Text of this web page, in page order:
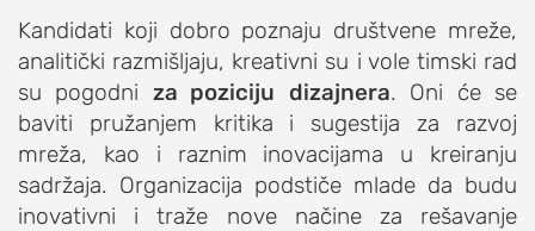
studenti
organizacije
konkursi
fakulteti
studentski život
zdravlje
Kandidati koji dobro poznaju društvene mreže,
analitički razmišljaju, kreativni su i vole timski rad
su pogodni za poziciju dizajnera. Oni će se
baviti pružanjem kritika i sugestija za razvoj
mreža, kao i raznim inovacijama u kreiranju
sadržaja. Organizacija podstiče mlade da budu
inovativni i traže nove načine za rešavanje